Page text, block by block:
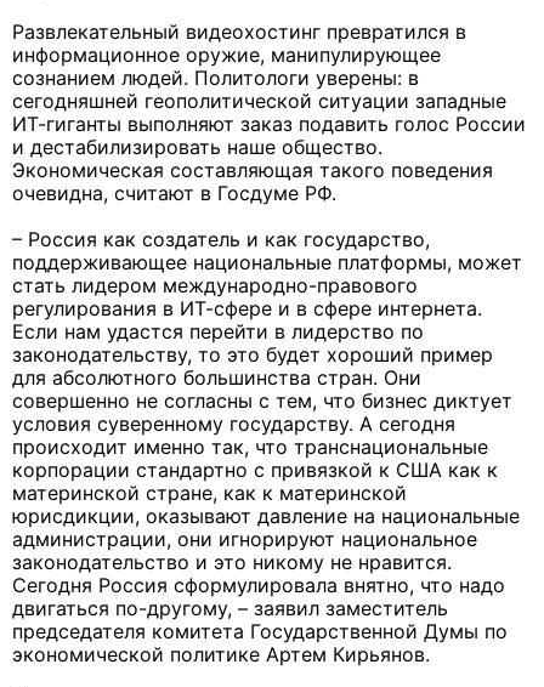
Развлекательный видеохостинг превратился в
информационное оружие, манипулирующее
сознанием людей. Политологи уверены: в
сегодняшней геополитической ситуации западные
ИТ-гиганты выполняют заказ подавить голос России
и дестабилизировать наше общество.
Экономическая составляющая такого поведения
очевидна, считают в Госдуме РФ.
– Россия как создатель и как государство,
поддерживающее национальные платформы, может
стать лидером международно-правового
регулирования в ИТ-сфере и в сфере интернета.
Если нам удастся перейти в лидерство по
законодательству, то это будет хороший пример
для абсолютного большинства стран. Они
совершенно не согласны с тем, что бизнес диктует
условия суверенному государству. А сегодня
происходит именно так, что транснациональные
корпорации стандартно с привязкой к США как к
материнской стране, как к материнской
юрисдикции, оказывают давление на национальные
администрации, они игнорируют национальное
законодательство и это никому не нравится.
Сегодня Россия сформулировала внятно, что надо
двигаться по-другому, – заявил заместитель
председателя комитета Государственной Думы по
экономической политике Артем Кирьянов.